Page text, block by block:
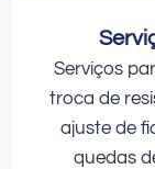
Serviços
troca de
ajuste de
quedas